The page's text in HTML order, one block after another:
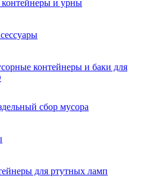
и урны
контейнеры и баки для
сбор мусора
для ртутных ламп